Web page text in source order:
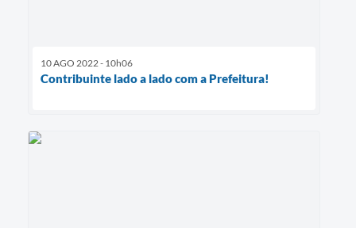
10 AGO 2022 - 10h06
Contribuinte lado a lado com a Prefeitura!